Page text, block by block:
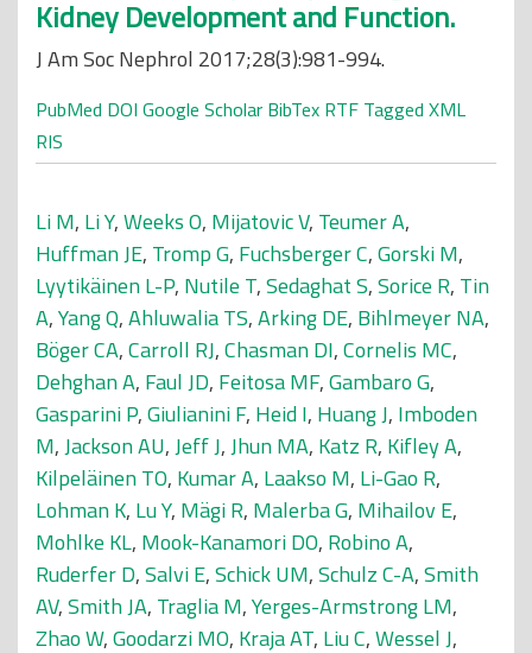
Kidney Development and Function.
J Am Soc Nephrol 2017;28(3):981-994.
PubMed DOI Google Scholar BibTex RTF Tagged XML
RIS
Li M, Li Y,Weeks O, Mijatovic V, Teumer A,
Huffman JE, Tromp G, Fuchsberger C,Gorski M,
Lyytikäinen L-P, Nutile T,Sedaghat S,Sorice R, Tin
A,Yang Q,Ahluwalia TS,Arking DE, Bihlmeyer NA,
Böger CA,Carroll RJ,Chasman DI,Cornelis MC,
Dehghan A, Faul JD, Feitosa MF,Gambaro G,
Gasparini P,Giulianini F, Heid I, Huang J, Imboden
M,Jackson AU,Jeff J,Jhun MA, Katz R, Kifley A,
Kilpeläinen TO, Kumar A, Laakso M, Li-Gao R,
Lohman K, Lu Y, Mägi R, Malerba G, Mihailov E,
Mohlke KL, Mook-Kanamori DO, Robino A,
Ruderfer D,Salvi E,Schick UM,Schulz C-A,Smith
AV,Smith JA, Traglia M,Yerges-Armstrong LM,
Zhao W,Goodarzi MO, Kraja AT, Liu C,Wessel J,